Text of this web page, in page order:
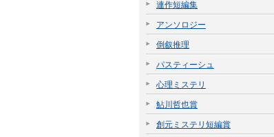
連作短編集
アンソロジー
倒叙推理
パスティーシュ
心理ミステリ
鮎川哲也賞
創元ミステリ短編賞